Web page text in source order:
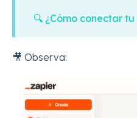
🔍 ¿Cómo conectar
🎥 Observa: